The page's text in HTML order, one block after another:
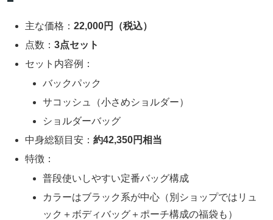
主な価格：22,000円（税込）
点数：3点セット
セット内容例：
バックパック
サコッシュ（小さめショルダー）
ショルダーバッグ
中身総額目安：約42,350円相当
特徴：
普段使いしやすい定番バッグ構成
カラーはブラック系が中心（別ショップではリュ
ック＋ボディバッグ＋ポーチ構成の福袋も）